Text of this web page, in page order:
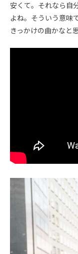
安くて。それなら自
よね。そういう意味
きっかけの曲かなと